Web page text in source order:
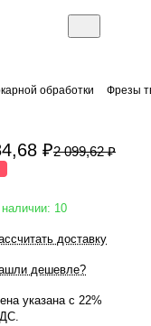
обработки Фрезы
₽2 099,62 ₽
10
доставку
дешевле?
указана с 22%